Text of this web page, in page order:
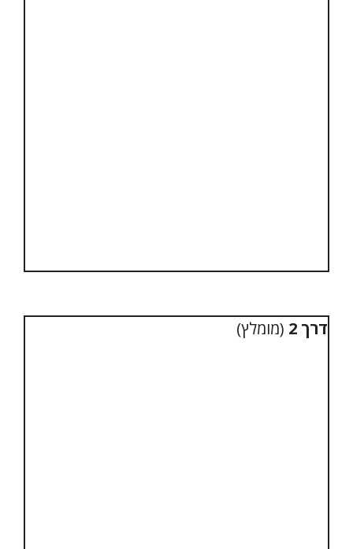
דרך 2 (מומלץ)